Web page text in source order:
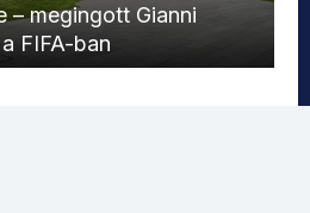
– megingott Gianni
FIFA-ban